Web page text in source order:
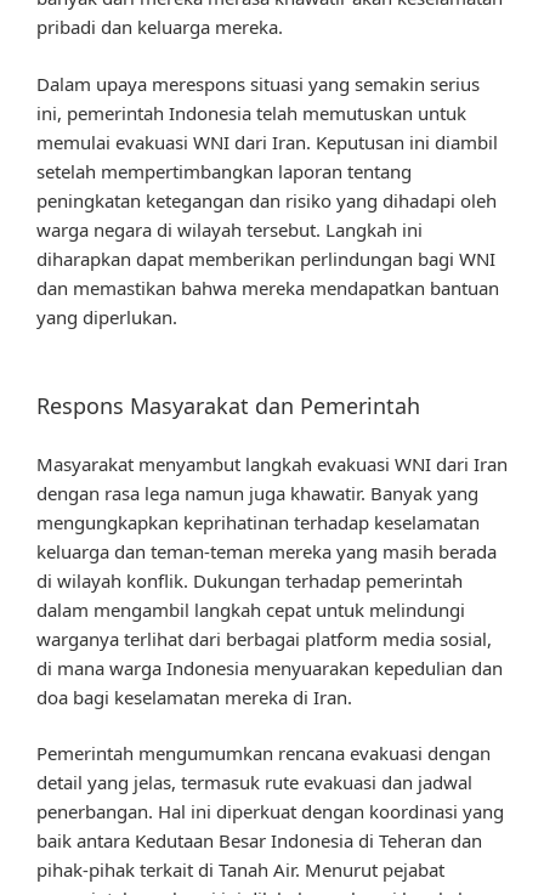
pribadi dan keluarga mereka.
Dalam upaya merespons situasi yang semakin serius
ini, pemerintah Indonesia telah memutuskan untuk
memulai evakuasi WNI dari Iran. Keputusan ini diambil
setelah mempertimbangkan laporan tentang
peningkatan ketegangan dan risiko yang dihadapi oleh
warga negara di wilayah tersebut. Langkah ini
diharapkan dapat memberikan perlindungan bagi WNI
dan memastikan bahwa mereka mendapatkan bantuan
yang diperlukan.
Respons Masyarakat dan Pemerintah
Masyarakat menyambut langkah evakuasi WNI dari Iran
dengan rasa lega namun juga khawatir. Banyak yang
mengungkapkan keprihatinan terhadap keselamatan
keluarga dan teman-teman mereka yang masih berada
di wilayah konflik. Dukungan terhadap pemerintah
dalam mengambil langkah cepat untuk melindungi
warganya terlihat dari berbagai platform media sosial,
di mana warga Indonesia menyuarakan kepedulian dan
doa bagi keselamatan mereka di Iran.
Pemerintah mengumumkan rencana evakuasi dengan
detail yang jelas, termasuk rute evakuasi dan jadwal
penerbangan. Hal ini diperkuat dengan koordinasi yang
baik antara Kedutaan Besar Indonesia di Teheran dan
pihak-pihak terkait di Tanah Air. Menurut pejabat